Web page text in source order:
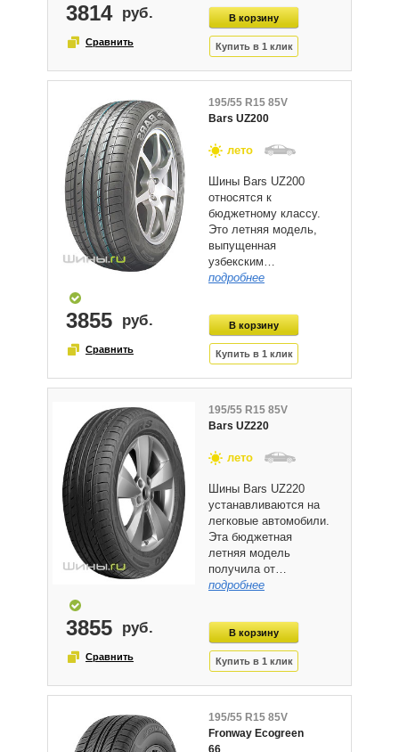
3814
195/55 R15 85V
Bars UZ200
лето
Шины Bars UZ200
относятся к
бюджетному классу.
Это летняя модель,
выпущенная
узбекским…
подробнее
3855
195/55 R15 85V
Bars UZ220
лето
Шины Bars UZ220
устанавливаются на
легковые автомобили.
Эта бюджетная
летняя модель
получила от…
подробнее
3855
195/55 R15 85V
Fronway Ecogreen